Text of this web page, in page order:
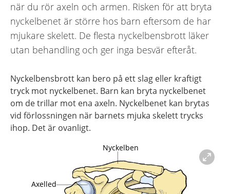
när du rör axeln och armen. Risken för att bryta
nyckelbenet är större hos barn eftersom de har
mjukare skelett. De flesta nyckelbensbrott läker
utan behandling och ger inga besvär efteråt.
Nyckelbensbrott kan bero på ett slag eller kraftigt
tryck mot nyckelbenet. Barn kan bryta nyckelbenet
om de trillar mot ena axeln. Nyckelbenet kan brytas
vid förlossningen när barnets mjuka skelett trycks
ihop. Det är ovanligt.